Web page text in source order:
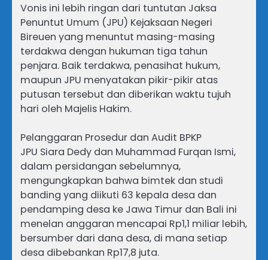
Vonis ini lebih ringan dari tuntutan Jaksa
Penuntut Umum (JPU) Kejaksaan Negeri
Bireuen yang menuntut masing-masing
terdakwa dengan hukuman tiga tahun
penjara. Baik terdakwa, penasihat hukum,
maupun JPU menyatakan pikir-pikir atas
putusan tersebut dan diberikan waktu tujuh
hari oleh Majelis Hakim.
Pelanggaran Prosedur dan Audit BPKP
JPU Siara Dedy dan Muhammad Furqan Ismi,
dalam persidangan sebelumnya,
mengungkapkan bahwa bimtek dan studi
banding yang diikuti 63 kepala desa dan
pendamping desa ke Jawa Timur dan Bali ini
menelan anggaran mencapai Rp1,1 miliar lebih,
bersumber dari dana desa, di mana setiap
desa dibebankan Rp17,8 juta.